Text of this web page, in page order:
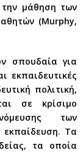
μάθηση των
(Murphy,
σπουδαία για
εκπαιδευτικές
πολιτική,
σε κρίσιμο
των
εκπαίδευση. Τα
τα οποία